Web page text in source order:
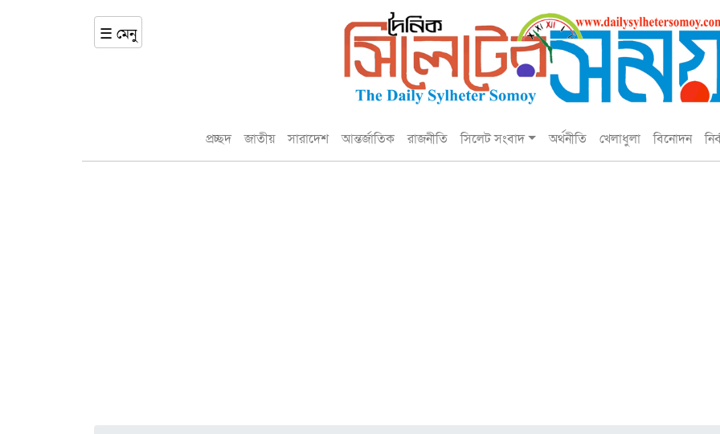
☰ মেনু
প্রচ্ছদ জাতীয় সারাদেশ আন্তর্জাতিক রাজনীতি সিলেট সংবাদ অর্থনীতি খেলাধুলা বিনোদন